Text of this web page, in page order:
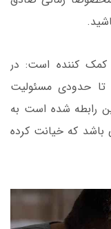
کمک کننده است: در
تا حدودی مسئولیت
رابطه شده است به
باشد که خیانت کرده